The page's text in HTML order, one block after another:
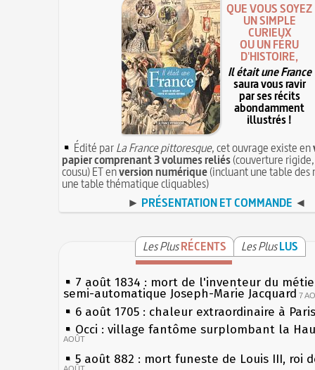
QUE VOUS SOYEZ
UN SIMPLE
CURIEUX
OU UN FÉRU
D'HISTOIRE,
Il était une France
saura vous ravir
par ses récits
abondamment
illustrés !
Édité parLa France pittoresque, cet ouvrage existe en
papier comprenant 3 volumes reliés(couverture
cousu) ET enversion numérique(incluant une table des
une table thématique cliquables)
► PRÉSENTATION ET COMMANDE ◄
Les PlusRÉCENTS Les PlusLUS
7 août 1834 : mort de l'inventeur du
semi-automatique Joseph-Marie Jacquard 7
6 août 1705 : chaleur extraordinaire à Paris
Occi : village fantôme surplombant la
AOÛT
5 août 882 : mort funeste de Louis III, roi